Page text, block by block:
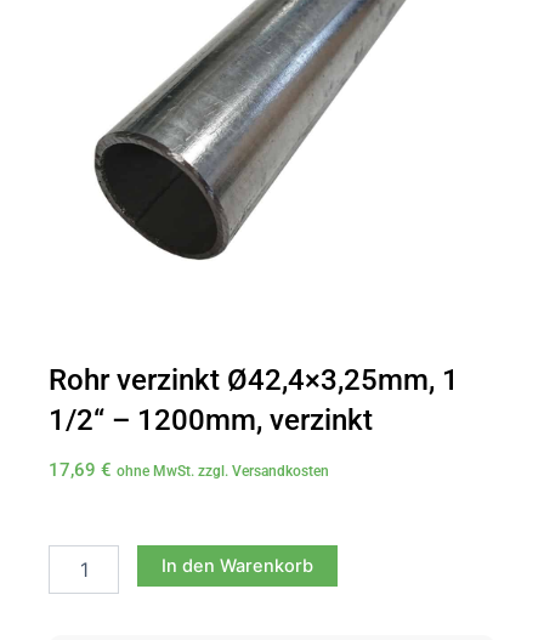
Rohr verzinkt Ø42,4×3,25mm, 1
1/2“ – 1200mm, verzinkt
17,69 € ohne MwSt. zzgl. Versandkosten
Ø42,4×3,25mm,
In den Warenkorb